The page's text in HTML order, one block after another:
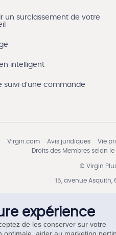
un surclassement de votre
intelligent
suivi d’une commande
Virgin.com Avis juridiques Vie
Droits des Membres selon
© Virgin
15, avenue Asquith,
expérience
de les conserver sur votre